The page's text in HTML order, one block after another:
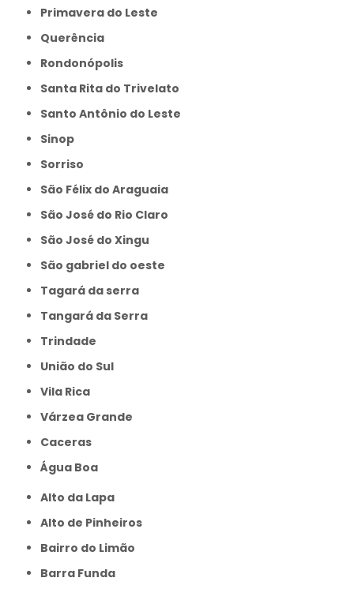
Primavera do Leste
Querência
Rondonópolis
Santa Rita do Trivelato
Santo Antônio do Leste
Sinop
Sorriso
São Félix do Araguaia
São José do Rio Claro
São José do Xingu
São gabriel do oeste
Tagará da serra
Tangará da Serra
Trindade
União do Sul
Vila Rica
Várzea Grande
caceras
Água Boa
Alto da Lapa
Alto de Pinheiros
Bairro do Limão
Barra Funda